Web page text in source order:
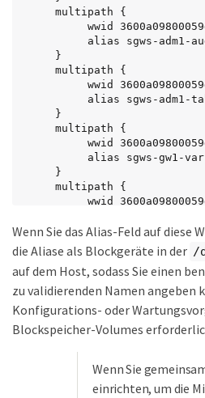
     }
     multipath {
          wwid 3600a09800059d6df00005df7573c2c30
          alias sgws-sn1-rangedb-0
     }
Wenn Sie das Alias-Feld auf diese
die Aliase als Blockgeräte in der /
auf dem Host, sodass Sie einen
zu validierenden Namen angeben
Konfigurations- oder
Blockspeicher-Volumes
Wenn Sie
einrichten, um die